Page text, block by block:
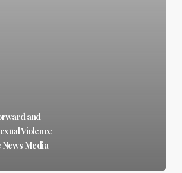
and
Violence
Media